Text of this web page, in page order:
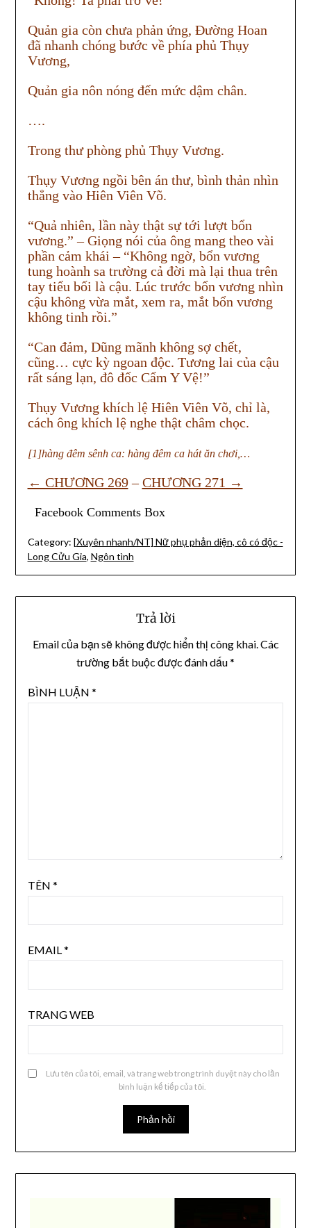
Quản gia còn chưa phản ứng, Đường Hoan
đã nhanh chóng bước về phía phủ Thụy
Vương,
Quản gia nôn nóng đến mức dậm chân.
….
Trong thư phòng phủ Thụy Vương.
Thụy Vương ngồi bên án thư, bình thản nhìn
thẳng vào Hiên Viên Võ.
“Quả nhiên, lần này thật sự tới lượt bổn
vương.” – Giọng nói của ông mang theo vài
phần cảm khái – “Không ngờ, bổn vương
tung hoành sa trường cả đời mà lại thua trên
tay tiểu bối là cậu. Lúc trước bổn vương nhìn
cậu không vừa mắt, xem ra, mắt bổn vương
không tinh rồi.”
“Can đảm, Dũng mãnh không sợ chết,
cũng… cực kỳ ngoan độc. Tương lai của cậu
rất sáng lạn, đô đốc Cẩm Y Vệ!”
Thụy Vương khích lệ Hiên Viên Võ, chỉ là,
cách ông khích lệ nghe thật châm chọc.
[1]hàng đêm sênh ca: hàng đêm ca hát ăn chơi,…
← CHƯƠNG 269–CHƯƠNG 271 →
Facebook Comments Box
Category: [Xuyên nhanh/NT] Nữ phụ phản diện, cô có độc -
Long Cửu Gia, Ngôn tình
Trả lời
Email của bạn sẽ không được hiển thị công khai.Các
trường bắt buộc được đánh dấu*
BÌNH LUẬN *
TÊN *
EMAIL*
TRANG WEB
Lưu tên của tôi, email, và trang web trong trình duyệt này cho lần
bình luận kế tiếp của tôi.